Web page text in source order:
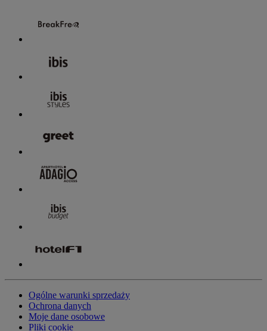
Ogólne warunki sprzedaży
Ochrona danych
Moje dane osobowe
Pliki cookie